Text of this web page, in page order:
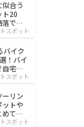
合う
ト20
でワ
スポット
バイク
！バイ
宅で
スポット
ーリン
ットや
て紹
スポット